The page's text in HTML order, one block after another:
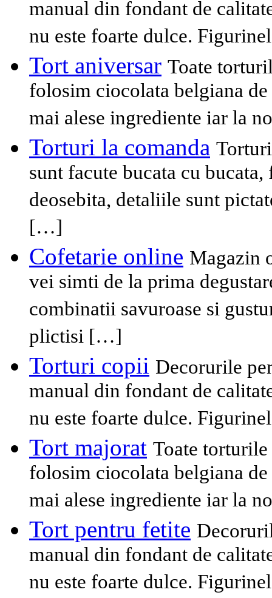
manual din fondant de
nu este foarte dulce.
Tort aniversar Toate
folosim ciocolata belgiana
mai alese ingrediente iar la
Torturi la comanda
sunt facute bucata cu
deosebita, detaliile sunt
[…]
Cofetarie online Magazin
vei simti de la prima
combinatii savuroase si
plictisi […]
Torturi copii Decorurile
manual din fondant de
nu este foarte dulce.
Tort majorat Toate torturile
folosim ciocolata belgiana
mai alese ingrediente iar la
Tort pentru fetite
manual din fondant de
nu este foarte dulce.